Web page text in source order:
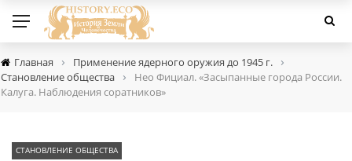
Главная › Применение ядерного оружия до 1945 г. ›
Становление общества ›
Нео Фициал. «Засыпанные города России.
Калуга. Наблюдения соратников»
СТАНОВЛЕНИЕ ОБЩЕСТВА